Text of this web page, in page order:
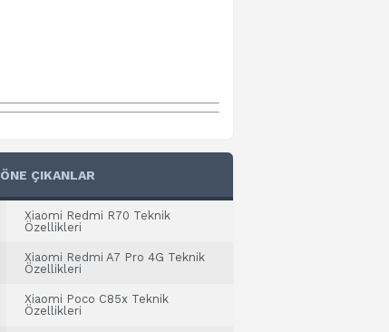
ÖNE ÇIKANLAR
Xiaomi Redmi R70 Teknik
Özellikleri
Xiaomi Redmi A7 Pro 4G Teknik
Özellikleri
Xiaomi Poco C85x Teknik
Özellikleri